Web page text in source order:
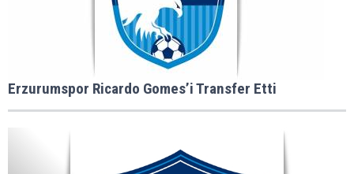
Erzurumspor Ricardo Gomes’i Transfer Etti